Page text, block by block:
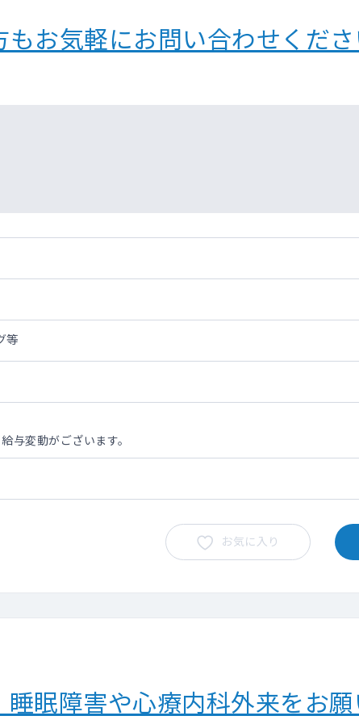
お気軽にお問い合わせくださ
等
与変動がございます。
お気に入り
眠障害や心療内科外来をお